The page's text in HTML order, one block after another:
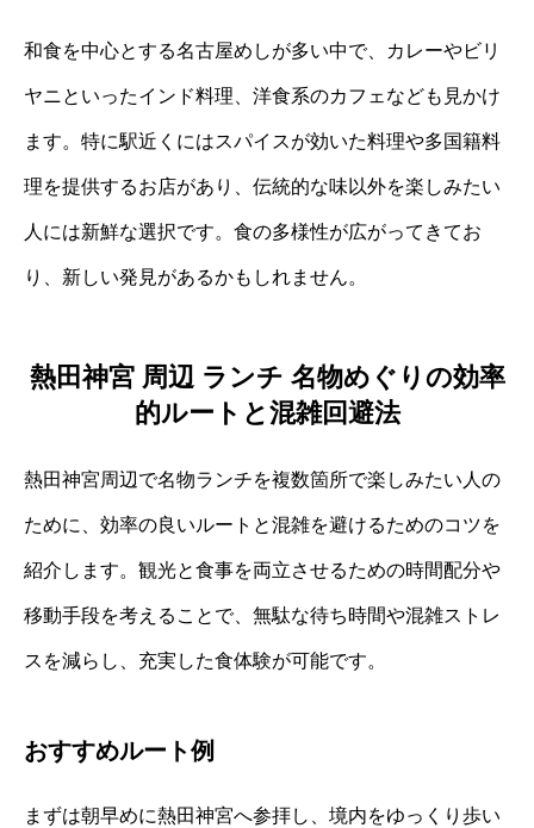
和食を中心とする名古屋めしが多い中で、カレーやビリ
ヤニといったインド料理、洋食系のカフェなども見かけ
ます。特に駅近くにはスパイスが効いた料理や多国籍料
理を提供するお店があり、伝統的な味以外を楽しみたい
人には新鮮な選択です。食の多様性が広がってきてお
り、新しい発見があるかもしれません。
熱田神宮 周辺 ランチ 名物めぐりの効率
的ルートと混雑回避法
熱田神宮周辺で名物ランチを複数箇所で楽しみたい人の
ために、効率の良いルートと混雑を避けるためのコツを
紹介します。観光と食事を両立させるための時間配分や
移動手段を考えることで、無駄な待ち時間や混雑ストレ
スを減らし、充実した食体験が可能です。
おすすめルート例
まずは朝早めに熱田神宮へ参拝し、境内をゆっくり歩い